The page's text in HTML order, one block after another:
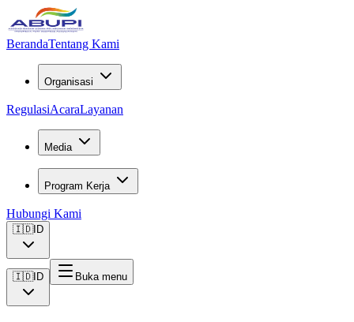
BerandaTentang Kami
Organisasi
RegulasiAcaraLayanan
Media
Program Kerja
Hubungi Kami
🇮🇩ID
🇮🇩ID Buka menu